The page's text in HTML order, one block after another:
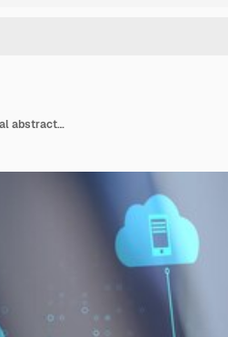
Close up de la computadora portátil en el escritorio con nube digital abstracta en un fondo borroso Base de datos y concepto de tecnología de computación en la nube